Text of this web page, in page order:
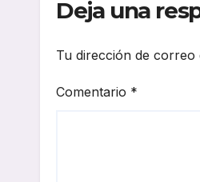
Deja una
Tu dirección de
Comentario *